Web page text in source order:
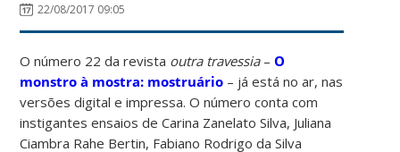
22/08/2017 09:05
O número 22 da revista outra travessia –O
monstro à mostra: mostruário – já está no ar, nas
versões digital e impressa. O número conta com
instigantes ensaios de Carina Zanelato Silva, Juliana
Ciambra Rahe Bertin, Fabiano Rodrigo da Silva